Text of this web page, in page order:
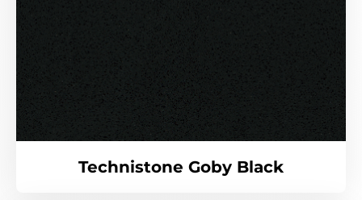
Technistone Goby Black